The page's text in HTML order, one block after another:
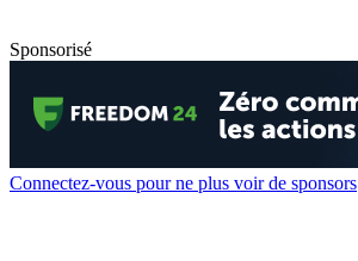
Sponsorisé
Connectez-vous pour ne plus voir de sponsors